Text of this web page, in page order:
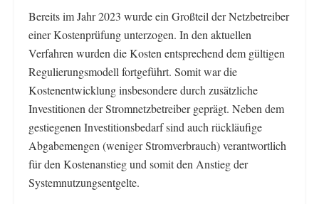
Bereits im Jahr 2023 wurde ein Großteil der Netzbetreiber
einer Kostenprüfung unterzogen. In den aktuellen
Verfahren wurden die Kosten entsprechend dem gültigen
Regulierungsmodell fortgeführt. Somit war die
Kostenentwicklung insbesondere durch zusätzliche
Investitionen der Stromnetzbetreiber geprägt. Neben dem
gestiegenen Investitionsbedarf sind auch rückläufige
Abgabemengen (weniger Stromverbrauch) verantwortlich
für den Kostenanstieg und somit den Anstieg der
Systemnutzungsentgelte.